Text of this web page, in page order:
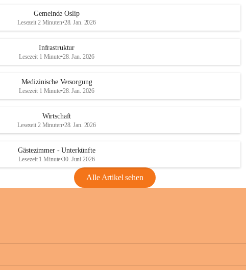
Gemeinde Oslip
Lesezeit 2 Minuten•28. Jan. 2026
Infrastruktur
Lesezeit 1 Minute•28. Jan. 2026
Medizinische Versorgung
Lesezeit 1 Minute•28. Jan. 2026
Wirtschaft
Lesezeit 2 Minuten•28. Jan. 2026
Gästezimmer - Unterkünfte
Lesezeit 1 Minute•30. Juni 2026
Alle Artikel sehen